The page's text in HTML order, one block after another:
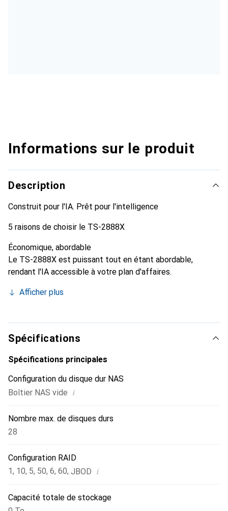
Informations sur le produit
Description
Construit pour l'IA. Prêt pour l'intelligence
5 raisons de choisir le TS-2888X
Économique, abordable
Le TS-2888X est puissant tout en étant abordable,
rendant l'IA accessible à votre plan d'affaires.
Afficher plus
Spécifications
Spécifications principales
Configuration du disque dur NAS
Boîtier NAS vide i
Nombre max. de disques durs
28
Configuration RAID
1, 10, 5, 50, 6, 60, JBOD i
Capacité totale de stockage